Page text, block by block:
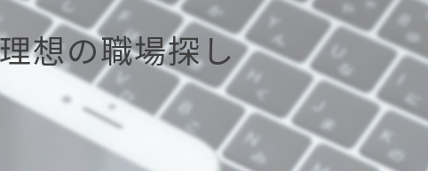
求人
転職
正社員
想の職場探し